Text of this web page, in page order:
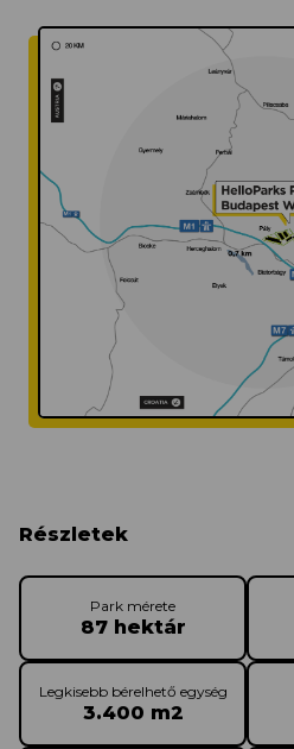
Részletek
Park mérete
87 hektár
Legkisebb bérelhető egység
3.400 m2